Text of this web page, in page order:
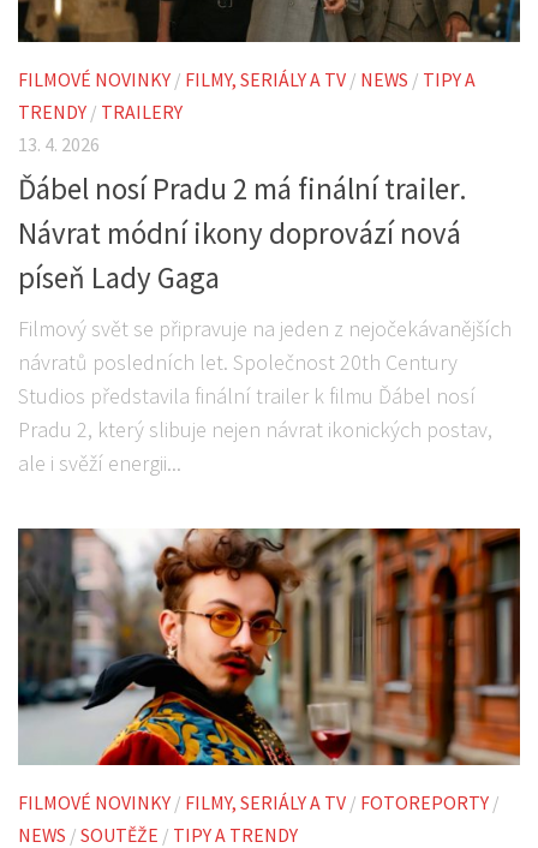
FILMOVÉ NOVINKY / FILMY, SERIÁLY A TV / NEWS / TIPY A
TRENDY / TRAILERY
13. 4. 2026
Ďábel nosí Pradu 2 má finální trailer.
Návrat módní ikony doprovází nová
píseň Lady Gaga
Filmový svět se připravuje na jeden z nejočekávanějších
návratů posledních let. Společnost 20th Century
Studios představila finální trailer k filmu Ďábel nosí
Pradu 2, který slibuje nejen návrat ikonických postav,
ale i svěží energii...
FILMOVÉ NOVINKY / FILMY, SERIÁLY A TV / FOTOREPORTY /
NEWS / SOUTĚŽE / TIPY A TRENDY